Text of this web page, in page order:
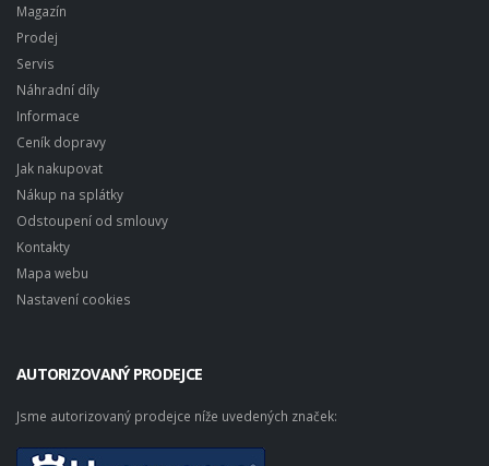
Magazín
Prodej
Servis
Náhradní díly
Informace
Ceník dopravy
Jak nakupovat
Nákup na splátky
Odstoupení od smlouvy
Kontakty
Mapa webu
Nastavení cookies
AUTORIZOVANÝ PRODEJCE
Jsme autorizovaný prodejce níže uvedených značek: